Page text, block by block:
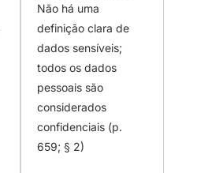
Não há uma
definição clara de
dados sensíveis;
todos os dados
pessoais são
considerados
confidenciais (p.
659; § 2)